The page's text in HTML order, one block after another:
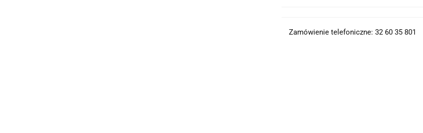
Zamówienie telefoniczne: 32 60 35 801